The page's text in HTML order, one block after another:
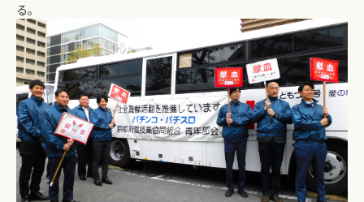
る。